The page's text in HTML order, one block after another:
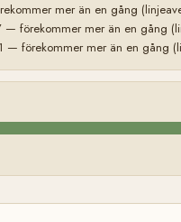
mer än en gång
— förekommer mer än en gång
— förekommer mer än en gång